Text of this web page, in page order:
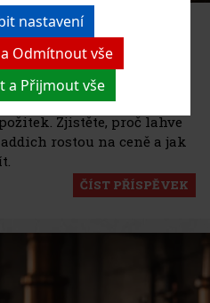
nastavení
Odmítnout vše
a Přijmout vše
lahve, které
Zjistěte, proč lahve
rostou na ceně a jak
ČÍST PŘÍSPĚVEK